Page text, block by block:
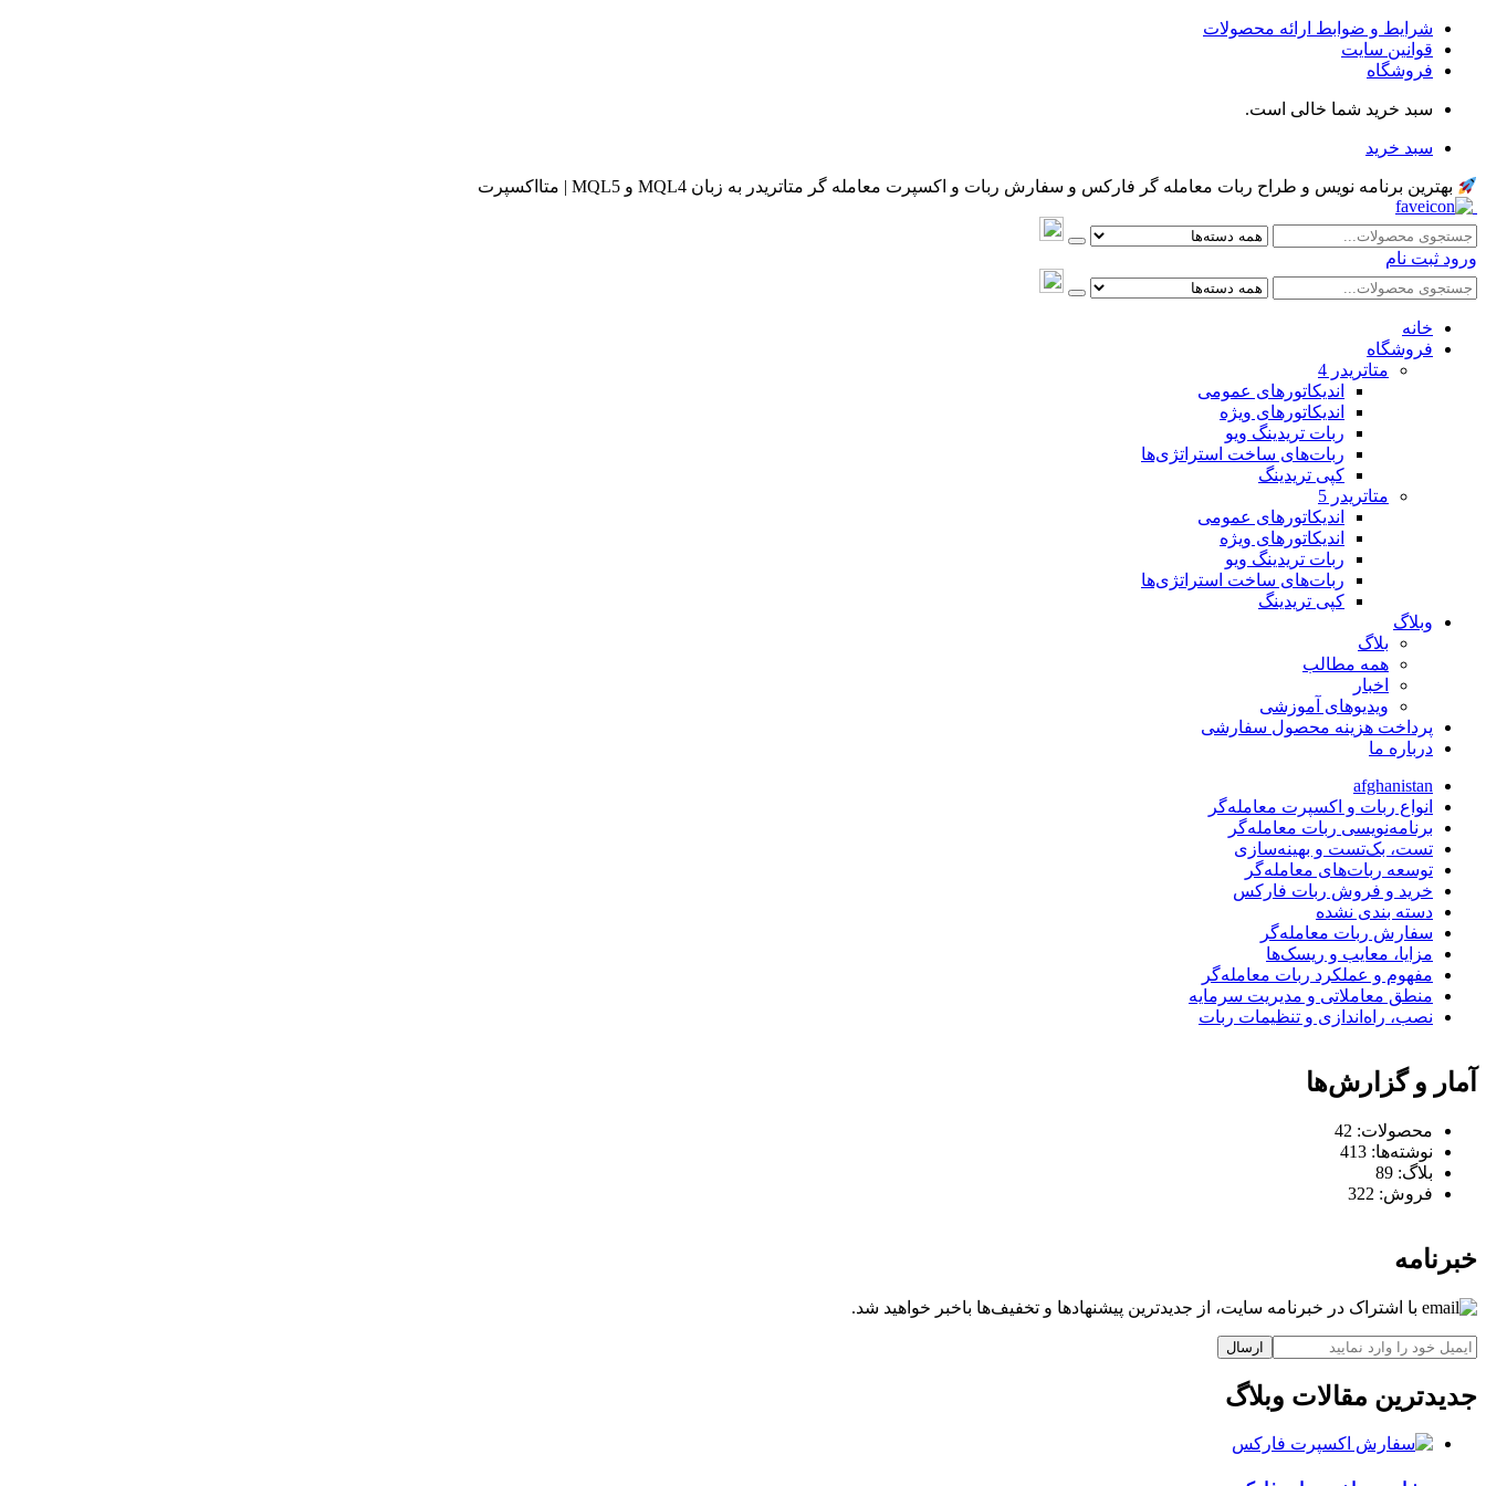
شرایط و ضوابط ارائه محصولات
قوانین سایت
فروشگاه
سبد خرید شما خالی است.
سبد خرید
بهترین برنامه نویس و طراح ربات معامله گر فارکس و سفارش ربات و اکسپرت معامله گر متاتریدر به زبان MQL4 و MQL5 | متااکسپرت
ورود ثبت نام
خانه
فروشگاه
متاتريدر 4
اندیکاتورهای عمومی
اندیکاتورهای ویژه
ربات تریدینگ ویو
ربات‌های ساخت استراتژی‌ها
کپی تریدینگ
متاتريدر 5
اندیکاتورهای عمومی
اندیکاتورهای ویژه
ربات تریدینگ ویو
ربات‌های ساخت استراتژی‌ها
کپی تریدینگ
وبلاگ
بلاگ
همه مطالب
اخبار
ویدیوهای آموزشی
پرداخت هزینه محصول سفارشی
درباره ما
afghanistan
انواع ربات و اکسپرت معامله‌گر
برنامه‌نویسی ربات معامله‌گر
تست، بک‌تست و بهینه‌سازی
توسعه ربات‌های معامله‌گر
خرید و فروش ربات فارکس
دسته بندی نشده
سفارش ربات معامله‌گر
مزایا، معایب و ریسک‌ها
مفهوم و عملکرد ربات معامله‌گر
منطق معاملاتی و مدیریت سرمایه
نصب، راه‌اندازی و تنظیمات ربات
آمار و گزارش‌ها
محصولات: 42
نوشته‌ها: 413
بلاگ: 89
فروش: 322
خبرنامه
با اشتراک در خبرنامه سایت، از جدیدترین پیشنهادها و تخفیف‌ها باخبر خواهید شد.
ارسال
جدیدترین مقالات وبلاگ